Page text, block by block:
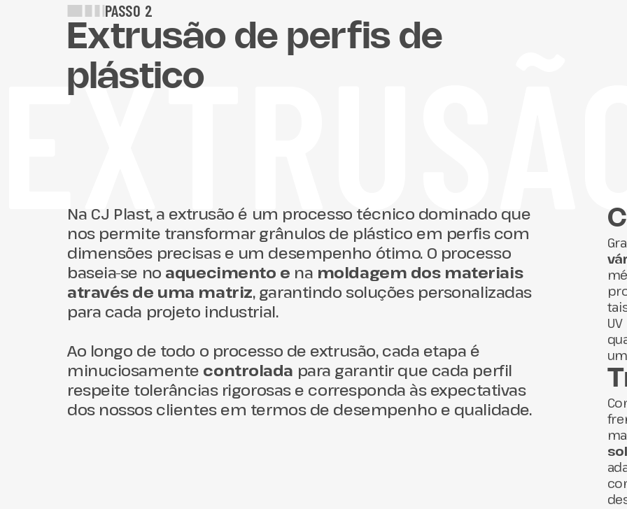
PASSO 2
Extrusão de perfis de
plástico
Na CJ Plast, a extrusão é um processo técnico dominado que
nos permite transformar grânulos de plástico em perfis com
dimensões precisas e um desempenho ótimo. O processo
baseia-se no aquecimento e na moldagem dos materiais
através de uma matriz, garantindo soluções personalizadas
para cada projeto industrial.
Ao longo de todo o processo de extrusão, cada etapa é
minuciosamente controlada para garantir que cada perfil
respeite tolerâncias rigorosas e corresponda às expectativas
dos nossos clientes em termos de desempenho e qualidade.